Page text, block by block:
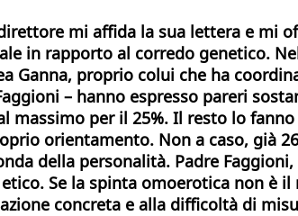
mi affida la sua lettera e mi
in rapporto al corredo genetico.
Ganna, proprio colui che ha
– hanno espresso pareri
massimo per il 25%. Il resto lo
orientamento. Non a caso, già
della personalità. Padre
Se la spinta omoerotica non è
concreta e alla difficoltà di